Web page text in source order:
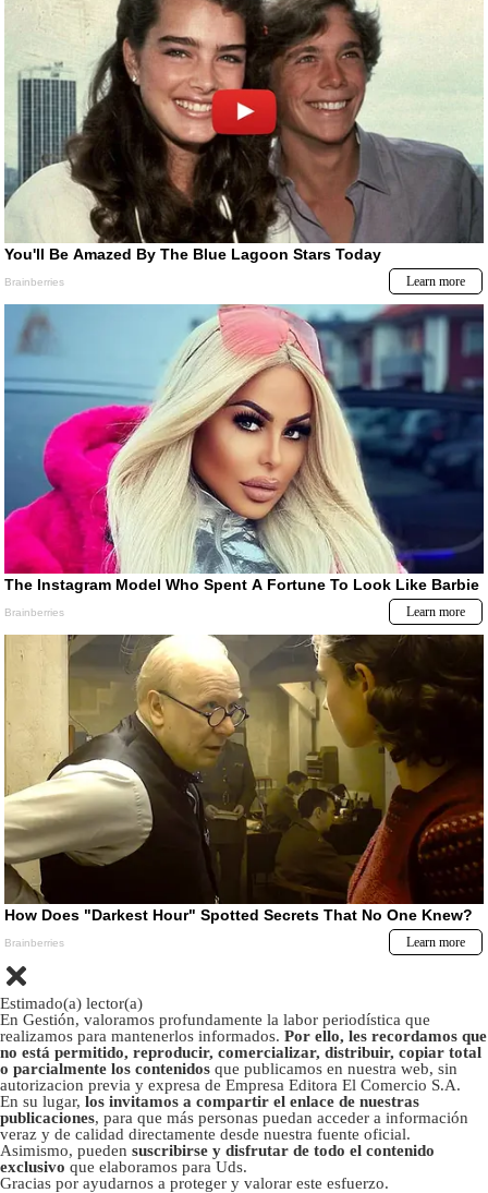
Estimado(a) lector(a)
En Gestión, valoramos profundamente la labor periodística que
realizamos para mantenerlos informados. Por ello, les recordamos que
no está permitido, reproducir, comercializar, distribuir, copiar total
o parcialmente los contenidos que publicamos en nuestra web, sin
autorizacion previa y expresa de Empresa Editora El Comercio S.A.
En su lugar, los invitamos a compartir el enlace de nuestras
publicaciones, para que más personas puedan acceder a información
veraz y de calidad directamente desde nuestra fuente oficial.
Asimismo, pueden suscribirse y disfrutar de todo el contenido
exclusivo que elaboramos para Uds.
Gracias por ayudarnos a proteger y valorar este esfuerzo.